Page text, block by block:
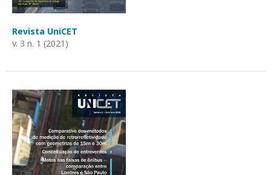
Revista UniCET
v. 3 n. 1 (2021)